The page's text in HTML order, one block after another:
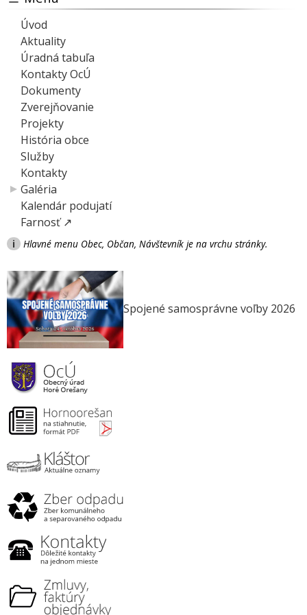
Úvod
Aktuality
Úradná tabuľa
Kontakty OcÚ
Dokumenty
Zverejňovanie
Projekty
História obce
Služby
Kontakty
Galéria
Kalendár podujatí
Farnosť ↗
i Hlavné menu Obec, Občan, Návštevník je na vrchu stránky.
Spojené samosprávne voľby 2026